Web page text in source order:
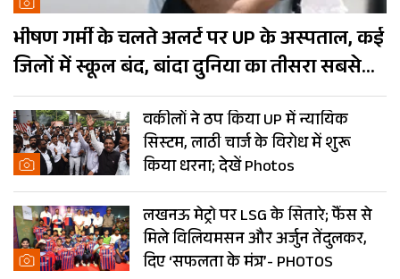
भीषण गर्मी के चलते अलर्ट पर UP के अस्पताल, कई
जिलों में स्कूल बंद, बांदा दुनिया का तीसरा सबसे
गर्म शहर
वकीलों ने ठप किया UP में न्यायिक
सिस्टम, लाठी चार्ज के विरोध में शुरू
किया धरना; देखें Photos
लखनऊ मेट्रो पर LSG के सितारे; फैंस से
मिले विलियमसन और अर्जुन तेंदुलकर,
दिए ‘सफलता के मंत्र’- PHOTOS